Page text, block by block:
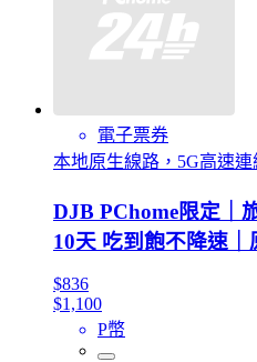
電子票券
本地原生線路，5G高速連
DJB PChome限定｜
10天 吃到飽不降速｜
$836
$1,100
P幣